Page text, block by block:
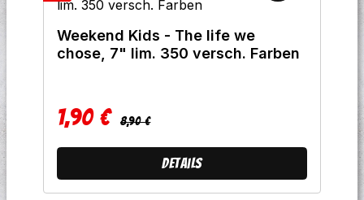
Weekend Kids - The life we
chose, 7" lim. 350 versch. Farben
Verkaufspreis:
1,90 € Regulärer Preis:
8,90 €
Details